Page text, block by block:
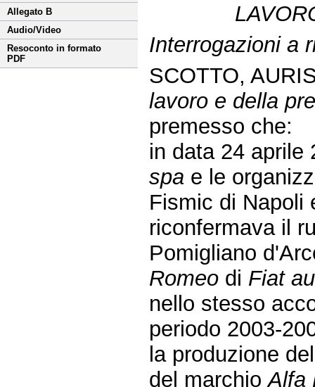
Allegato B
Audio/Video
Resoconto in formato
PDF
Interrogazioni a
SCOTTO,
lavoro e della
premesso che:
in data 24
spa e le
Fismic di Napoli
riconfermava il
Pomigliano
Romeo di Fiat
nello stesso
periodo 2003-
la produzione
del marchioAlfa